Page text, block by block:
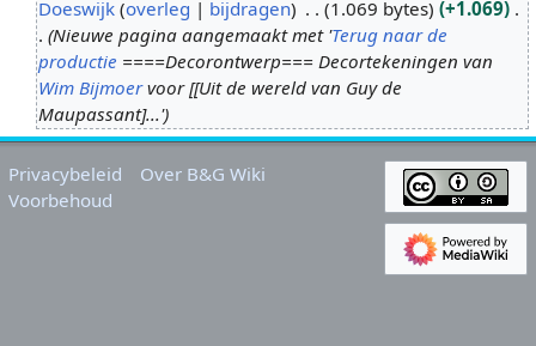
4
e
n
b
e
w
Doeswijk overleg bijdragen 1.069 bytes
+1.069
Nieuwe pagina aangemaakt met 'Terug naar de
productie ====Decorontwerp=== Decortekeningen van
Wim Bijmoervoor [[Uit de wereld van Guy de
Maupassant]...'
Privacybeleid
Over B&G Wiki
Voorbehoud